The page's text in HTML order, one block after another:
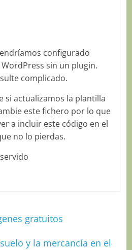
configurado
sin un plugin.
complicado.
si actualizamos la plantilla
este fichero por lo que
a incluir este código en el
no lo pierdas.
gratuitos
y la mercancía en el